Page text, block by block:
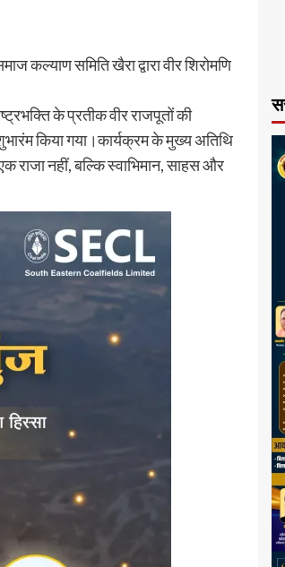
कल्याण समिति खैरा द्वारा वीर शिरोमणि
के प्रतीक वीर राजपूतों की
शुभारंम किया गया।कार्यक्रम के मुख्य अतिथि
राजा नहीं, बल्कि स्वाभिमान, साहस और